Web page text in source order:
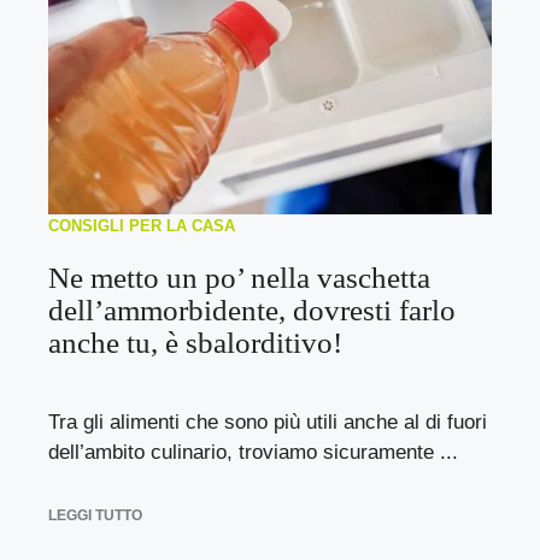
CONSIGLI PER LA CASA
Ne metto un po’ nella vaschetta
dell’ammorbidente, dovresti farlo
anche tu, è sbalorditivo!
Tra gli alimenti che sono più utili anche al di fuori
dell’ambito culinario, troviamo sicuramente ...
LEGGI TUTTO